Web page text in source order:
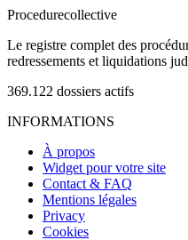
Procedurecollective
Le registre complet des
redressements et liquidations
369.122 dossiers actifs
INFORMATIONS
À propos
Widget pour votre site
Contact & FAQ
Mentions légales
Privacy
Cookies